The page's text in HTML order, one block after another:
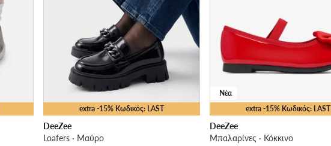
extra -15% Κωδικός: LAST
DeeZee
Loafers · Μαύρο
extra -15% Κωδικός: LAST
Νέα
DeeZee
Μπαλαρίνες · Κόκκινο